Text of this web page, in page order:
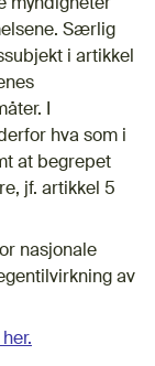
myndigheter
Særlig
i artikkel
I
hva som i
at begrepet
jf. artikkel 5
nasjonale
av